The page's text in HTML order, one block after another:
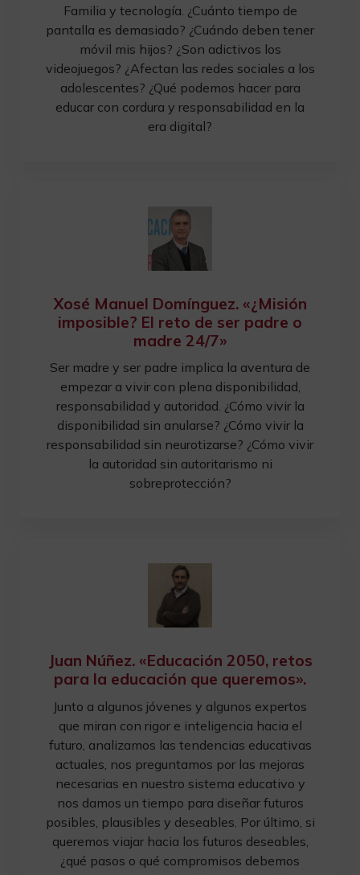
Familia y tecnología. ¿Cuánto tiempo de
pantalla es demasiado? ¿Cuándo deben tener
móvil mis hijos? ¿Son adictivos los
videojuegos? ¿Afectan las redes sociales a los
adolescentes? ¿Qué podemos hacer para
educar con cordura y responsabilidad en la
era digital?
Xosé Manuel Domínguez. «¿Misión
imposible? El reto de ser padre o
madre 24/7»
Ser madre y ser padre implica la aventura de
empezar a vivir con plena disponibilidad,
responsabilidad y autoridad. ¿Cómo vivir la
disponibilidad sin anularse? ¿Cómo vivir la
responsabilidad sin neurotizarse? ¿Cómo vivir
la autoridad sin autoritarismo ni
sobreprotección?
Juan Núñez. «Educación 2050, retos
para la educación que queremos».
Junto a algunos jóvenes y algunos expertos
que miran con rigor e inteligencia hacia el
futuro, analizamos las tendencias educativas
actuales, nos preguntamos por las mejoras
necesarias en nuestro sistema educativo y
nos damos un tiempo para diseñar futuros
posibles, plausibles y deseables. Por último, si
queremos viajar hacia los futuros deseables,
¿qué pasos o qué compromisos debemos